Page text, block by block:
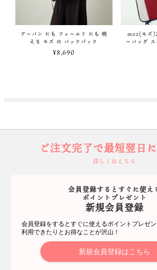
アーバン にも フィールド にも 映
える モズ の バックパック
¥8,690
moz(モズ
ーバッグ
ご注文完了で最短翌日
詳しくはこちら
会員登録するとすぐに使え
ポイントプレゼント
新規会員登録
会員登録をするとすぐに使えるポイントプレゼ
利用できたりとお得なことが沢山！
新規会員登録はこちら